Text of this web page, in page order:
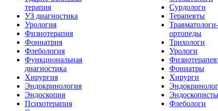
терапия
УЗ диагностика
Урология
Физиотерапия
Фониатрия
Флебология
Функциональная
диагностика
Хирургия
Эндокринология
Эндоскопия
Психотерапия
Сурдологи
Терапевты
Травматологи-
ортопеды
Трихологи
Урологи
Фониатры
Хирурги
Эндоскописты
Флебологи